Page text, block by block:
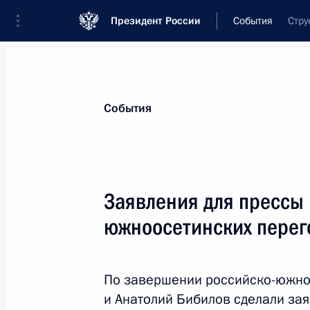
Президент России События
Новости
Послания Федеральному Собранию
Заявления по важнейшим вопросам
Речи и обращения
События
Заявления для
южноосетинских
По завершении российско-
и Анатолий Бибилов сделали